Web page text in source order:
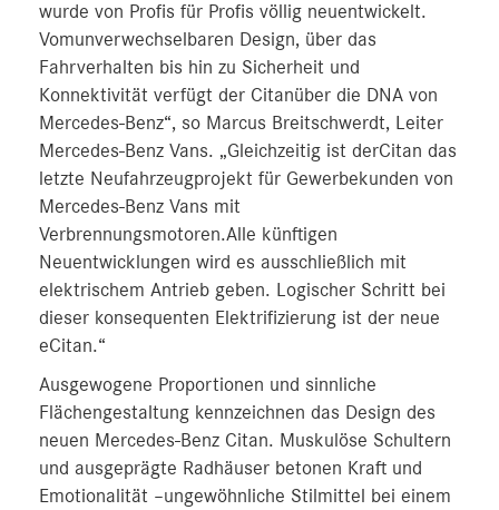
wurde von Profis für Profis völlig neuentwickelt.
Vomunverwechselbaren Design, über das
Fahrverhalten bis hin zu Sicherheit und
Konnektivität verfügt der Citanüber die DNA von
Mercedes-Benz“, so Marcus Breitschwerdt, Leiter
Mercedes-Benz Vans. „Gleichzeitig ist derCitan das
letzte Neufahrzeugprojekt für Gewerbekunden von
Mercedes-Benz Vans mit
Verbrennungsmotoren.Alle künftigen
Neuentwicklungen wird es ausschließlich mit
elektrischem Antrieb geben. Logischer Schritt bei
dieser konsequenten Elektrifizierung ist der neue
eCitan.“
Ausgewogene Proportionen und sinnliche
Flächengestaltung kennzeichnen das Design des
neuen Mercedes-Benz Citan. Muskulöse Schultern
und ausgeprägte Radhäuser betonen Kraft und
Emotionalität –ungewöhnliche Stilmittel bei einem